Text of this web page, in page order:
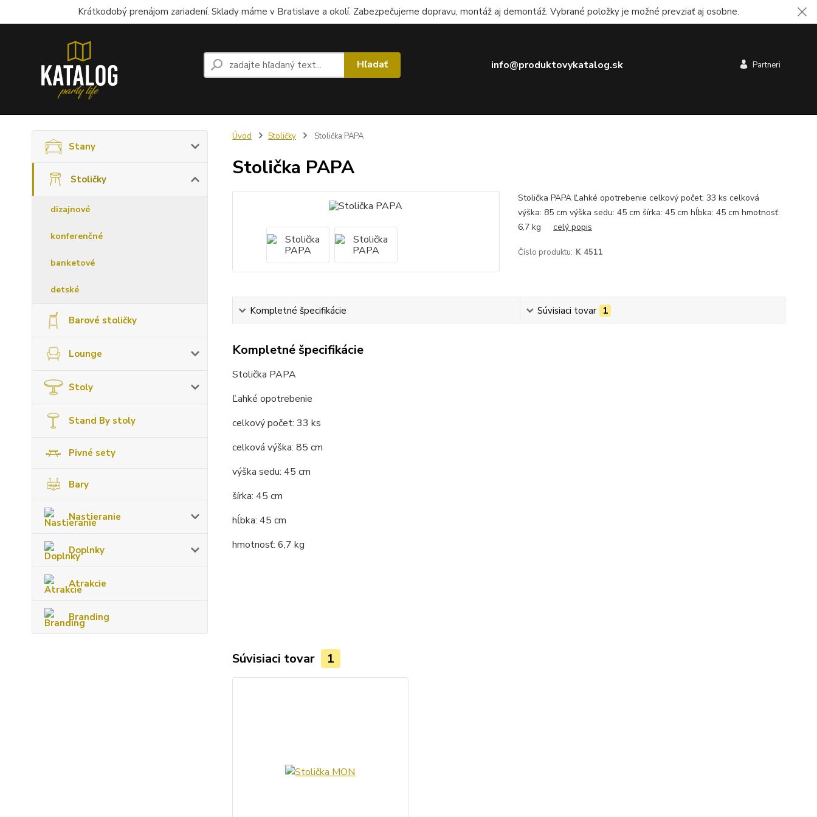
Krátkodobý prenájom zariadení. Sklady máme v Bratislave a okolí. Zabezpečujeme dopravu, montáž aj demontáž. Vybrané položky je možné prevziať aj osobne.
Partneri
Hľadať info@produktovykatalog.sk
Stany
Stoličky
dizajnové
konferenčné
banketové
detské
Barové stoličky
Lounge
Stoly
Stand By stoly
Pivné sety
Bary
Nastieranie
Doplnky
Atrakcie
Branding
Úvod Stoličky Stolička PAPA
Stolička PAPA
Stolička PAPA Ľahké opotrebenie celkový počet: 33 ks celková
výška: 85 cm výška sedu: 45 cm šírka: 45 cm hĺbka: 45 cm hmotnosť:
6,7 kg celý popis
Číslo produktu: K 4511
Kompletné špecifikácie Súvisiaci tovar 1
Kompletné špecifikácie
Stolička PAPA
Ľahké opotrebenie
celkový počet: 33 ks
celková výška: 85 cm
výška sedu: 45 cm
šírka: 45 cm
hĺbka: 45 cm
hmotnosť: 6,7 kg
Súvisiaci tovar 1